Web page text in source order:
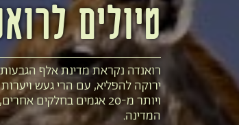
טיולים
רואנדה נקראת מדינת אלף
ירוקה להפליא, עם הרי געש
ויותר מ-20 אגמים בחלקים
המדינה.